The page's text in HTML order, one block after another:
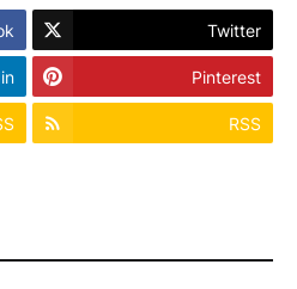
Twitter
Pinterest
RSS